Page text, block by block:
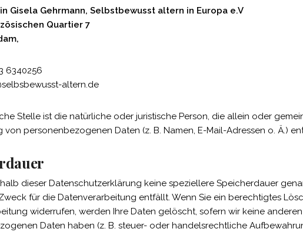
Gisela Gehrmann, Selbstbewusst altern in Europa e.V
Quartier 7
6340256
altern.de
Stelle ist die natürliche oder juristische Person, die allein oder
von personenbezogenen Daten (z. B. Namen, E-Mail-Adressen o. Ä.)
dieser Datenschutzerklärung keine speziellere Speicherdauer
für die Datenverarbeitung entfällt. Wenn Sie ein berechtigtes
widerrufen, werden Ihre Daten gelöscht, sofern wir keine
Daten haben (z. B. steuer- oder handelsrechtliche